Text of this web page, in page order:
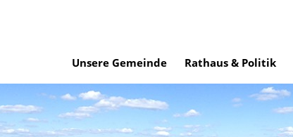
Unsere Gemeinde Rathaus & Politik